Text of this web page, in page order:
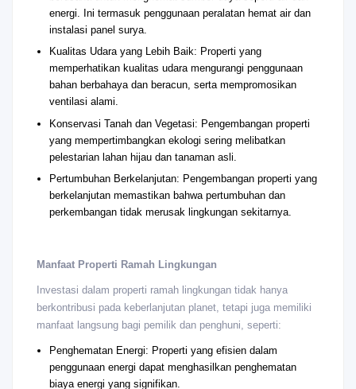
energi. Ini termasuk penggunaan peralatan hemat air dan
instalasi panel surya.
Kualitas Udara yang Lebih Baik: Properti yang
memperhatikan kualitas udara mengurangi penggunaan
bahan berbahaya dan beracun, serta mempromosikan
ventilasi alami.
Konservasi Tanah dan Vegetasi: Pengembangan properti
yang mempertimbangkan ekologi sering melibatkan
pelestarian lahan hijau dan tanaman asli.
Pertumbuhan Berkelanjutan: Pengembangan properti yang
berkelanjutan memastikan bahwa pertumbuhan dan
perkembangan tidak merusak lingkungan sekitarnya.
Manfaat Properti Ramah Lingkungan
Investasi dalam properti ramah lingkungan tidak hanya
berkontribusi pada keberlanjutan planet, tetapi juga memiliki
manfaat langsung bagi pemilik dan penghuni, seperti:
Penghematan Energi: Properti yang efisien dalam
penggunaan energi dapat menghasilkan penghematan
biaya energi yang signifikan.